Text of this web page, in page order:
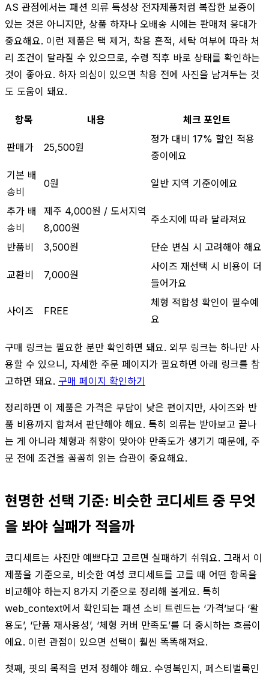
AS 관점에서는 패션 의류 특성상 전자제품처럼 복잡한 보증이
있는 것은 아니지만, 상품 하자나 오배송 시에는 판매처 응대가
중요해요. 이런 제품은 택 제거, 착용 흔적, 세탁 여부에 따라 처
리 조건이 달라질 수 있으므로, 수령 직후 바로 상태를 확인하는
것이 좋아요. 하자 의심이 있으면 착용 전에 사진을 남겨두는 것
도 도움이 돼요.
항목 내용 체크 포인트
판매가 25,500원
정가 대비 17% 할인 적용
중이에요
기본 배
송비
0원 일반 지역 기준이에요
추가 배
송비
제주 4,000원 / 도서지역
8,000원
주소지에 따라 달라져요
반품비 3,500원 단순 변심 시 고려해야 해요
교환비 7,000원
사이즈 재선택 시 비용이 더
들어가요
사이즈 FREE
체형 적합성 확인이 필수예
요
구매 링크는 필요한 분만 확인하면 돼요. 외부 링크는 하나만 사
용할 수 있으니, 자세한 주문 페이지가 필요하면 아래 링크를 참
고하면 돼요. 구매 페이지 확인하기
정리하면 이 제품은 가격은 부담이 낮은 편이지만, 사이즈와 반
품 비용까지 합쳐서 판단해야 해요. 특히 의류는 받아보고 끝나
는 게 아니라 체형과 취향이 맞아야 만족도가 생기기 때문에, 주
문 전에 조건을 꼼꼼히 읽는 습관이 중요해요.
현명한 선택 기준: 비슷한 코디세트 중 무엇
을 봐야 실패가 적을까
코디세트는 사진만 예쁘다고 고르면 실패하기 쉬워요. 그래서 이
제품을 기준으로, 비슷한 여성 코디세트를 고를 때 어떤 항목을
비교해야 하는지 8가지 기준으로 정리해 볼게요. 특히
web_context에서 확인되는 패션 소비 트렌드는 ‘가격’보다 ‘활
용도’, ‘단품 재사용성’, ‘체형 커버 만족도’를 더 중시하는 흐름이
에요. 이런 관점이 있으면 선택이 훨씬 똑똑해져요.
첫째, 핏의 목적을 먼저 정해야 해요. 수영복인지, 페스티벌룩인